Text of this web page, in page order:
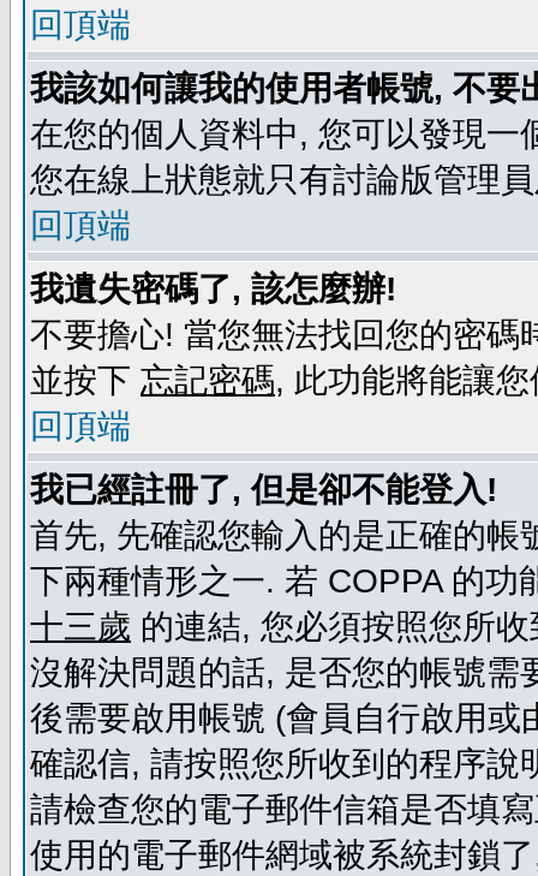
回頂端
我該如何讓我的使用者帳號, 不
在您的個人資料中, 您可以發現一
您在線上狀態就只有討論版管理
回頂端
我遺失密碼了, 該怎麼辦!
不要擔心! 當您無法找回您的密
並按下 忘記密碼, 此功能將能讓
回頂端
我已經註冊了, 但是卻不能登入!
首先, 先確認您輸入的是正確的
下兩種情形之一. 若 COPPA 的
十三歲 的連結, 您必須按照您所
沒解決問題的話, 是否您的帳號
後需要啟用帳號 (會員自行啟用
確認信, 請按照您所收到的程序
請檢查您的電子郵件信箱是否填
使用的電子郵件網域被系統封鎖